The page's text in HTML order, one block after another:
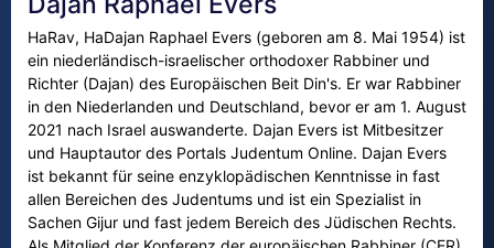
HaRav, HaDajan Raphael Evers (geboren am 8. Mai 1954) ist
ein niederländisch-israelischer orthodoxer Rabbiner und
Richter (Dajan) des Europäischen Beit Din's. Er war Rabbiner
in den Niederlanden und Deutschland, bevor er am 1. August
2021 nach Israel auswanderte. Dajan Evers ist Mitbesitzer
und Hauptautor des Portals Judentum Online. Dajan Evers
ist bekannt für seine enzyklopädischen Kenntnisse in fast
allen Bereichen des Judentums und ist ein Spezialist in
Sachen Gijur und fast jedem Bereich des Jüdischen Rechts.